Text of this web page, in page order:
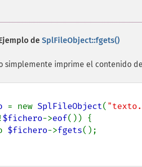
de SplFileObject::fgets()
simplemente imprime el contenido de
= new SplFileObject(
$fichero->eof()) {
$fichero->fgets();